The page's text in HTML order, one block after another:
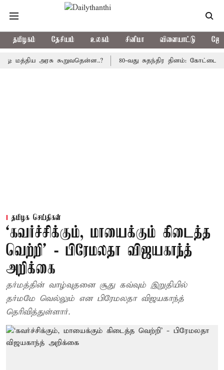
தமிழகம் தேசியம் உலகம் சினிமா விளையாட்டு
அரசு கூறுவதென்ன..? 80-வது சுதந்திர தினம்: கோட்டை
தமிழக செய்திகள்
‘கவர்ச்சிக்கும், மாயைக்கும் கிடைத்த
வெற்றி' - பிரேமலதா விஜயகாந்த்
அறிக்கை
தர்மத்தின் வாழ்வுதனை சூது கவ்வும் இறுதியில்
தர்மமே வெல்லும் என பிரேமலதா விஜயகாந்த்
தெரிவித்துள்ளார்.